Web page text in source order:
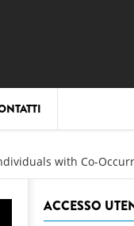
with Co-
ACCESSO